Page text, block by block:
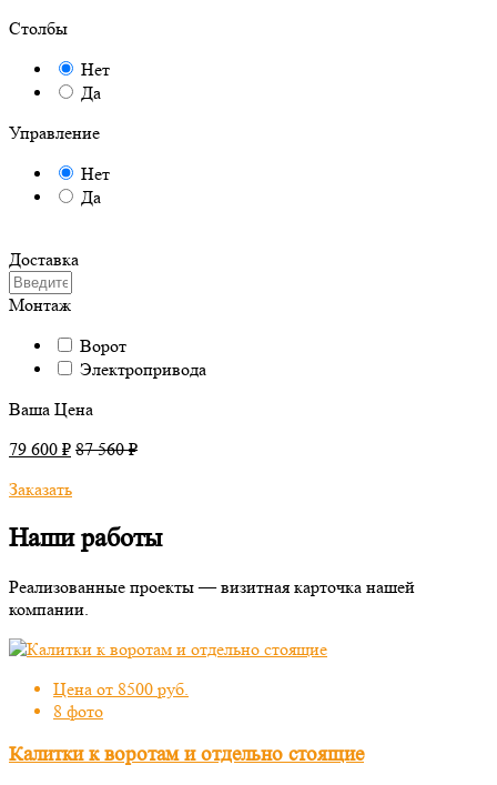
Столбы
Нет
Да
Управление
Нет
Да
Доставка
Монтаж
Ворот
Электропривода
Ваша Цена
79 600 ₽ 87 560 ₽
Заказать
Наши работы
Реализованные проекты — визитная карточка нашей
компании.
Цена от 8500 руб.
8 фото
Калитки к воротам и отдельно стоящие